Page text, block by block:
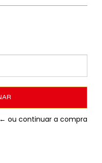
← ou continuar a compra